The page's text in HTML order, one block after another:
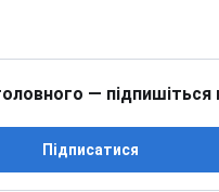
— підпишіться
Підписатися